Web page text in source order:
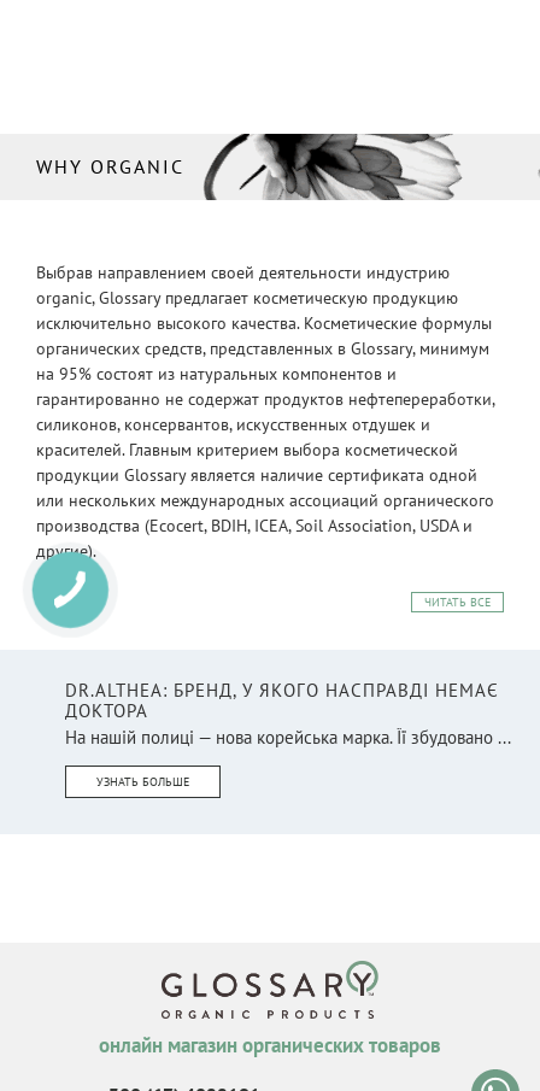
WHY ORGANIC
Выбрав направлением своей деятельности индустрию
organic, Glossary предлагает косметическую продукцию
исключительно высокого качества. Косметические формулы
органических средств, представленных в Glossary, минимум
на 95% состоят из натуральных компонентов и
гарантированно не содержат продуктов нефтепереработки,
силиконов, консервантов, искусственных отдушек и
красителей. Главным критерием выбора косметической
продукции Glossary является наличие сертификата одной
или нескольких международных ассоциаций органического
производства (Ecocert, BDIH, ICEA, Soil Association, USDA и
другие).
ЧИТАТЬ ВСЕ
DR.ALTHEA: БРЕНД, У ЯКОГО НАСПРАВДІ НЕМАЄ
ДОКТОРА
На нашій полиці — нова корейська марка. Її збудовано ...
УЗНАТЬ БОЛЬШЕ
онлайн магазин органических товаров